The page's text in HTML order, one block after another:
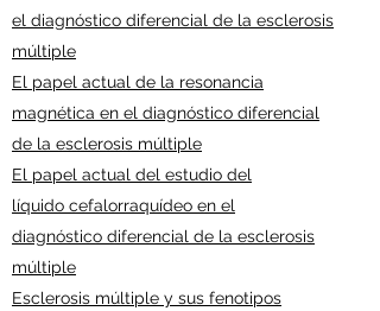
el diagnóstico diferencial de la esclerosis
múltiple
El papel actual de la resonancia
magnética en el diagnóstico diferencial
de la esclerosis múltiple
El papel actual del estudio del
líquido cefalorraquídeo en el
diagnóstico diferencial de la esclerosis
múltiple
Esclerosis múltiple y sus fenotipos